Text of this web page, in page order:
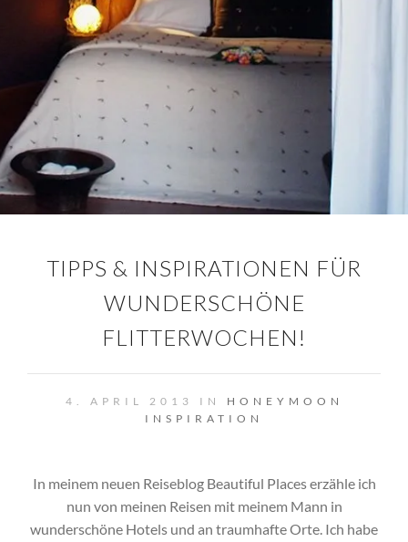
TIPPS & INSPIRATIONEN FÜR
WUNDERSCHÖNE
FLITTERWOCHEN!
4. APRIL 2013 IN HONEYMOON
INSPIRATION
In meinem neuen Reiseblog Beautiful Places erzähle ich
nun von meinen Reisen mit meinem Mann in
wunderschöne Hotels und an traumhafte Orte. Ich habe